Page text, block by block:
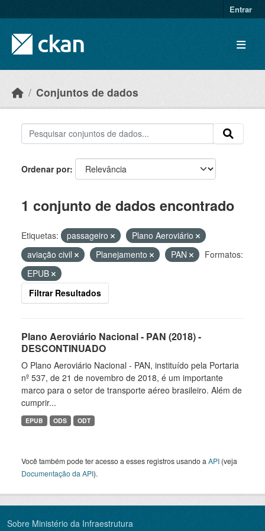
Entrar
Conjuntos de dados
Ordenar por
1 conjunto de dados encontrado
Etiquetas: passageiro
Plano Aeroviário
aviação civil
Planejamento PAN
Formatos:
EPUB
Filtrar Resultados
Plano Aeroviário Nacional - PAN (2018) -
DESCONTINUADO
O Plano Aeroviário Nacional - PAN, instituído pela Portaria
nº 537, de 21 de novembro de 2018, é um importante
marco para o setor de transporte aéreo brasileiro. Além de
cumprir...
EPUB ODS ODT
Você também pode ter acesso a esses registros usando a API (veja
Documentação da API).
Sobre Ministério da Infraestrutura